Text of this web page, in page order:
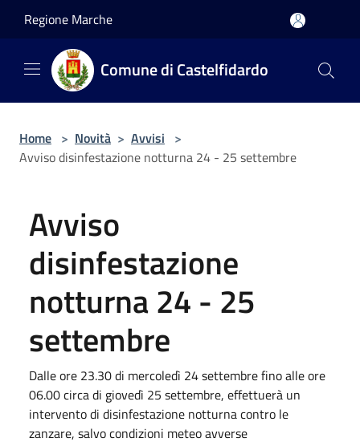
Regione Marche
Comune di Castelfidardo
Home > Novità > Avvisi >
Avviso disinfestazione notturna 24 - 25 settembre
Avviso
disinfestazione
notturna 24 - 25
settembre
Dalle ore 23.30 di mercoledì 24 settembre fino alle ore
06.00 circa di giovedì 25 settembre, effettuerà un
intervento di disinfestazione notturna contro le
zanzare, salvo condizioni meteo avverse